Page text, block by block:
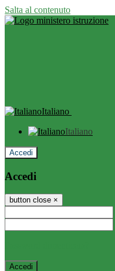
Salta al contenuto
Italiano
Italiano
Accedi
Accedi
button close ×